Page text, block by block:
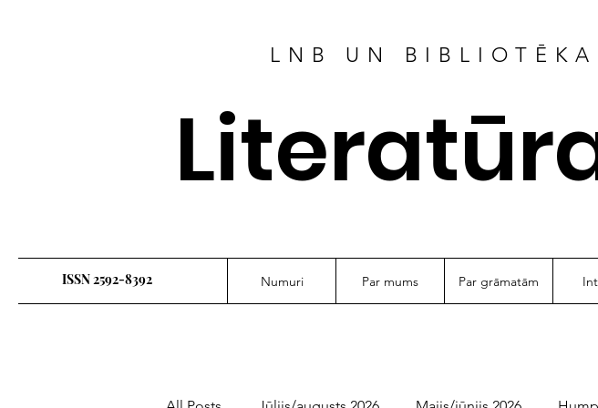
LNB UN
ISSN 2592-8392 Numuri Par mums Par grāmatām